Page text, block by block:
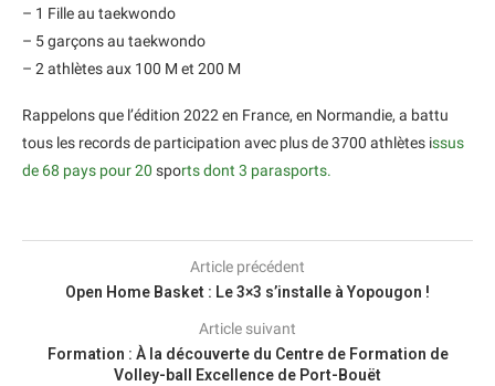
– 1 Fille au taekwondo
– 5 garçons au taekwondo
– 2 athlètes aux 100 M et 200 M
Rappelons que l’édition 2022 en France, en Normandie, a battu
tous les records de participation avec plus de 3700 athlètes issus
de 68 pays pour 20 sports dont 3 parasports.
Article précédent
Open Home Basket : Le 3×3 s’installe à Yopougon !
Article suivant
Formation : À la découverte du Centre de Formation de
Volley-ball Excellence de Port-Bouët